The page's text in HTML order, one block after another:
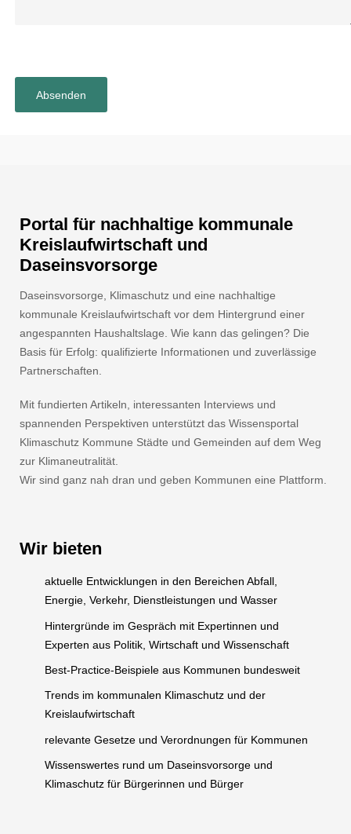
Portal für nachhaltige kommunale
Kreislaufwirtschaft und
Daseinsvorsorge
Daseinsvorsorge, Klimaschutz und eine nachhaltige
kommunale Kreislaufwirtschaft vor dem Hintergrund einer
angespannten Haushaltslage. Wie kann das gelingen? Die
Basis für Erfolg: qualifizierte Informationen und zuverlässige
Partnerschaften.
Mit fundierten Artikeln, interessanten Interviews und
spannenden Perspektiven unterstützt das Wissensportal
Klimaschutz Kommune Städte und Gemeinden auf dem Weg
zur Klimaneutralität.
Wir sind ganz nah dran und geben Kommunen eine Plattform.
Wir bieten
aktuelle Entwicklungen in den Bereichen Abfall,
Energie, Verkehr, Dienstleistungen und Wasser
Hintergründe im Gespräch mit Expertinnen und
Experten aus Politik, Wirtschaft und Wissenschaft
Best-Practice-Beispiele aus Kommunen bundesweit
Trends im kommunalen Klimaschutz und der
Kreislaufwirtschaft
relevante Gesetze und Verordnungen für Kommunen
Wissenswertes rund um Daseinsvorsorge und
Klimaschutz für Bürgerinnen und Bürger